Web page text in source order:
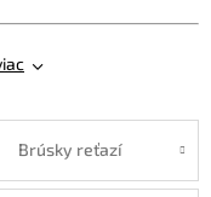
Brúsky reťazí